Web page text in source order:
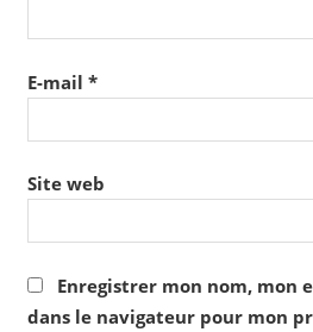
E-mail *
Site web
Enregistrer mon nom, mon
dans le navigateur pour mon